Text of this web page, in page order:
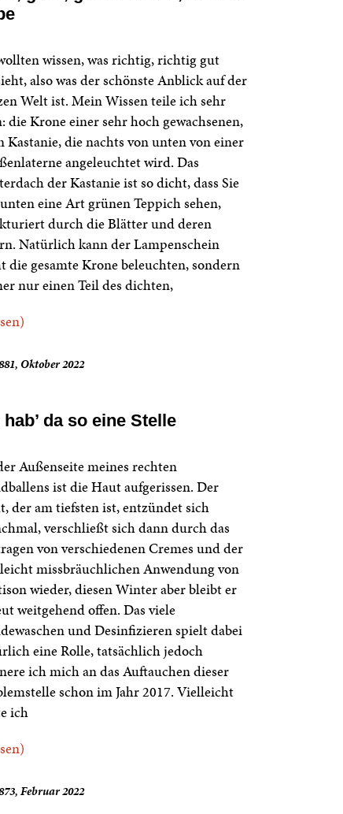
wissen, was richtig, richtig gut
also was der schönste Anblick auf der
Welt ist. Mein Wissen teile ich sehr
die Krone einer sehr hoch gewachsenen,
Kastanie, die nachts von unten von einer
angeleuchtet wird. Das
der Kastanie ist so dicht, dass Sie
eine Art grünen Teppich sehen,
durch die Blätter und deren
Natürlich kann der Lampenschein
die gesamte Krone beleuchten, sondern
nur einen Teil des dichten,
Oktober 2022
hab’ da so eine Stelle
Außenseite meines rechten
ist die Haut aufgerissen. Der
der am tiefsten ist, entzündet sich
verschließt sich dann durch das
von verschiedenen Cremes und der
missbräuchlichen Anwendung von
wieder, diesen Winter aber bleibt er
weitgehend offen. Das viele
und Desinfizieren spielt dabei
eine Rolle, tatsächlich jedoch
ich mich an das Auftauchen dieser
schon im Jahr 2017. Vielleicht
ich
Februar 2022